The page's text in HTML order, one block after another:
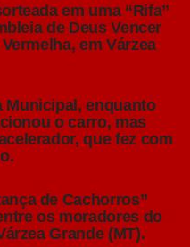
do estilo American
de “Pilsen”. Apesar
são exatamente
se o estilo mais
mais de 90% de
equilíbrio entre
suaves de malte,
Por apresentar um
em uma “Rifa”
de Deus Vencer
em Várzea
Municipal, enquanto
o carro, mas
que fez com
de Cachorros”
os moradores do
Grande (MT).